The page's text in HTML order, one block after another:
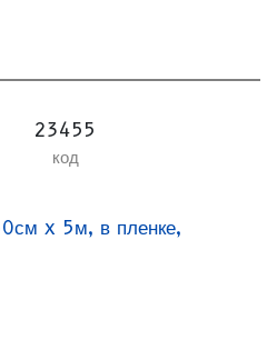
23455
код
x 5м, в пленке,